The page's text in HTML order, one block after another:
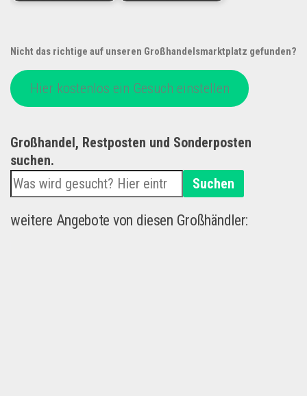
Nicht das richtige auf unseren Großhandelsmarktplatz gefunden?
Hier kostenlos ein Gesuch einstellen
Großhandel, Restposten und Sonderposten
suchen.
Suchen
weitere Angebote von diesen Großhändler: